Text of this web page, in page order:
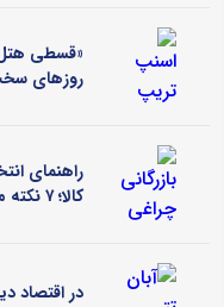
«قسطی هتل
روزهای
راهنمای
کالا؛ ۷ نکته مهم قبل از ثبت سفارش
در اقتصاد